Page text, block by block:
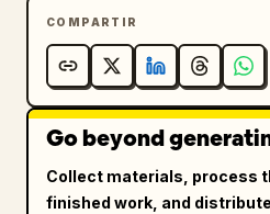
COMPARTIR
Go beyond
Collect materials, process
finished work, and